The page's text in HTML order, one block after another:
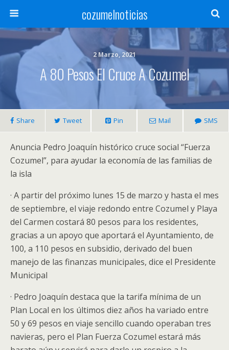
cozumelnoticias
2 Marzo, 2021
A 80 Pesos El Cruce A Cozumel
Share Tweet Pin Mail SMS
Anuncia Pedro Joaquín histórico cruce social “Fuerza
Cozumel”, para ayudar la economía de las familias de
la isla
· A partir del próximo lunes 15 de marzo y hasta el mes
de septiembre, el viaje redondo entre Cozumel y Playa
del Carmen costará 80 pesos para los residentes,
gracias a un apoyo que aportará el Ayuntamiento, de
100, a 110 pesos en subsidio, derivado del buen
manejo de las finanzas municipales, dice el Presidente
Municipal
· Pedro Joaquín destaca que la tarifa mínima de un
Plan Local en los últimos diez años ha variado entre
50 y 69 pesos en viaje sencillo cuando operaban tres
navieras, pero el Plan Fuerza Cozumel estará más